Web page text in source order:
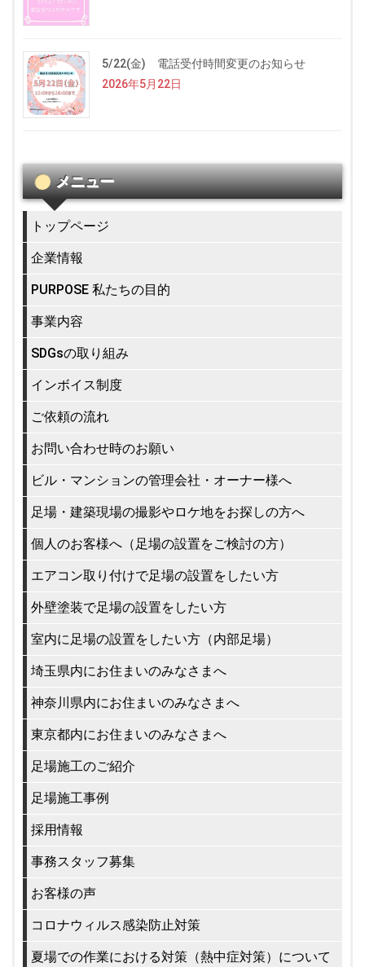
5/22(金) 電話受付時間変更のお知らせ
2026年5月22日
メニュー
トップページ
企業情報
PURPOSE 私たちの目的
事業内容
SDGsの取り組み
インボイス制度
ご依頼の流れ
お問い合わせ時のお願い
ビル・マンションの管理会社・オーナー様へ
足場・建築現場の撮影やロケ地をお探しの方へ
個人のお客様へ（足場の設置をご検討の方）
エアコン取り付けで足場の設置をしたい方
外壁塗装で足場の設置をしたい方
室内に足場の設置をしたい方（内部足場）
埼玉県内にお住まいのみなさまへ
神奈川県内にお住まいのみなさまへ
東京都内にお住まいのみなさまへ
足場施工のご紹介
足場施工事例
採用情報
事務スタッフ募集
お客様の声
コロナウィルス感染防止対策
夏場での作業における対策（熱中症対策）について